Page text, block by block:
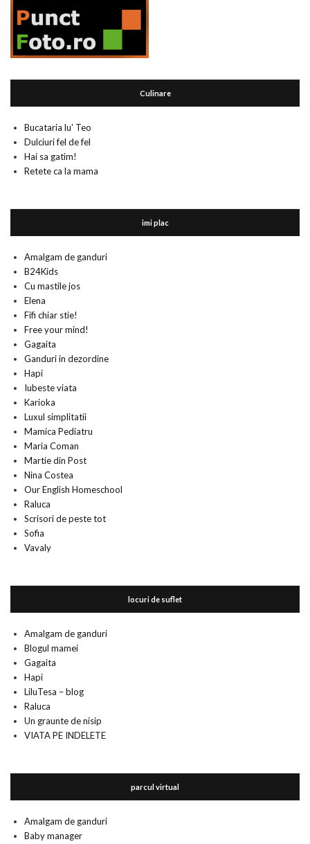
Culinare
Bucataria lu' Teo
Dulciuri fel de fel
Hai sa gatim!
Retete ca la mama
imi plac
Amalgam de ganduri
B24Kids
Cu mastile jos
Elena
Fifi chiar stie!
Free your mind!
Gagaita
Ganduri in dezordine
Hapi
Iubeste viata
Karioka
Luxul simplitatii
Mamica Pediatru
Maria Coman
Martie din Post
Nina Costea
Our English Homeschool
Raluca
Scrisori de peste tot
Sofia
Vavaly
locuri de suflet
Amalgam de ganduri
Blogul mamei
Gagaita
Hapi
LiluTesa – blog
Raluca
Un graunte de nisip
VIATA PE INDELETE
parcul virtual
Amalgam de ganduri
Baby manager